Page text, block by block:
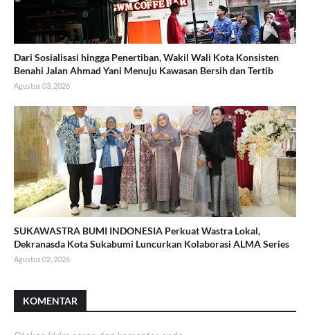
Dari Sosialisasi hingga Penertiban, Wakil Wali Kota Konsisten
Benahi Jalan Ahmad Yani Menuju Kawasan Bersih dan Tertib
Agustus 03, 2026
SUKAWASTRA BUMI INDONESIA Perkuat Wastra Lokal,
Dekranasda Kota Sukabumi Luncurkan Kolaborasi ALMA Series
Agustus 02, 2026
KOMENTAR